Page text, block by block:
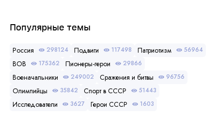
Популярные темы
Россия 298124 Подвиги 117498 Патриотизм 56964
ВОВ 175362 Пионеры-герои 29866
Военачальники 249002 Сражения и битвы 96756
Олимпийцы 35842 Спорт в СССР 51443
Исследователи 3627 Герои СССР 1603